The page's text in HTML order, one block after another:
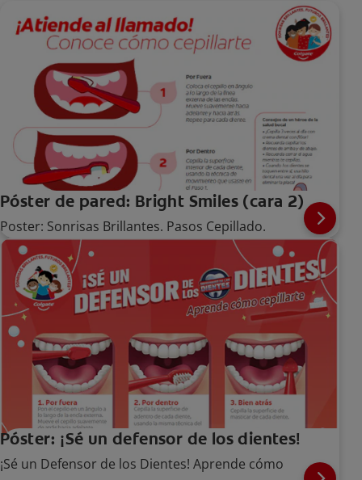
Póster de pared: Bright Smiles (cara 2)
Poster: Sonrisas Brillantes. Pasos Cepillado.
Póster: ¡Sé un defensor de los dientes!
¡Sé un Defensor de los Dientes! Aprende cómo